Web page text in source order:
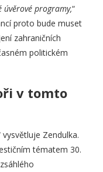
programy,“
proto bude muset
zahraničních
politickém
v tomto
vysvětluje Zendulka.
tématem 30.